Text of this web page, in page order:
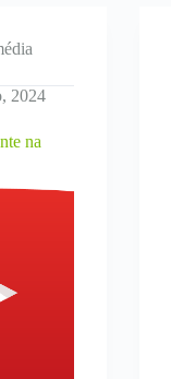
2024
na